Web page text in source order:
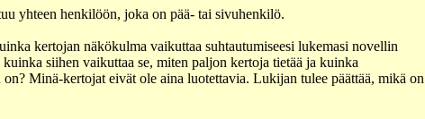
yhteen henkilöön, joka on pää- tai sivuhenkilö.
kertojan näkökulma vaikuttaa suhtautumiseesi lukemasi novellin
siihen vaikuttaa se, miten paljon kertoja tietää ja kuinka
Minä-kertojat eivät ole aina luotettavia. Lukijan tulee päättää, mikä on